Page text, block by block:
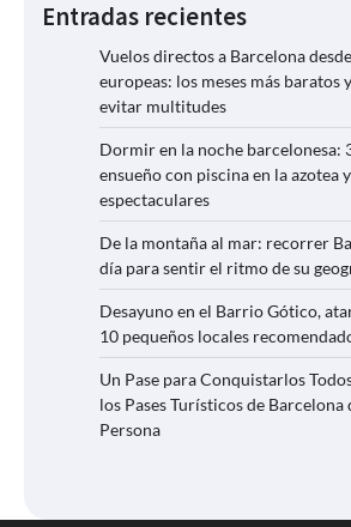
Entradas recientes
Vuelos directos a Barcelona
europeas: los meses más baratos
evitar multitudes
Dormir en la noche barcelonesa:
ensueño con piscina en la azotea
espectaculares
De la montaña al mar: recorrer
día para sentir el ritmo de su
Desayuno en el Barrio Gótico,
10 pequeños locales
Un Pase para Conquistarlos
los Pases Turísticos de Barcelona
Persona